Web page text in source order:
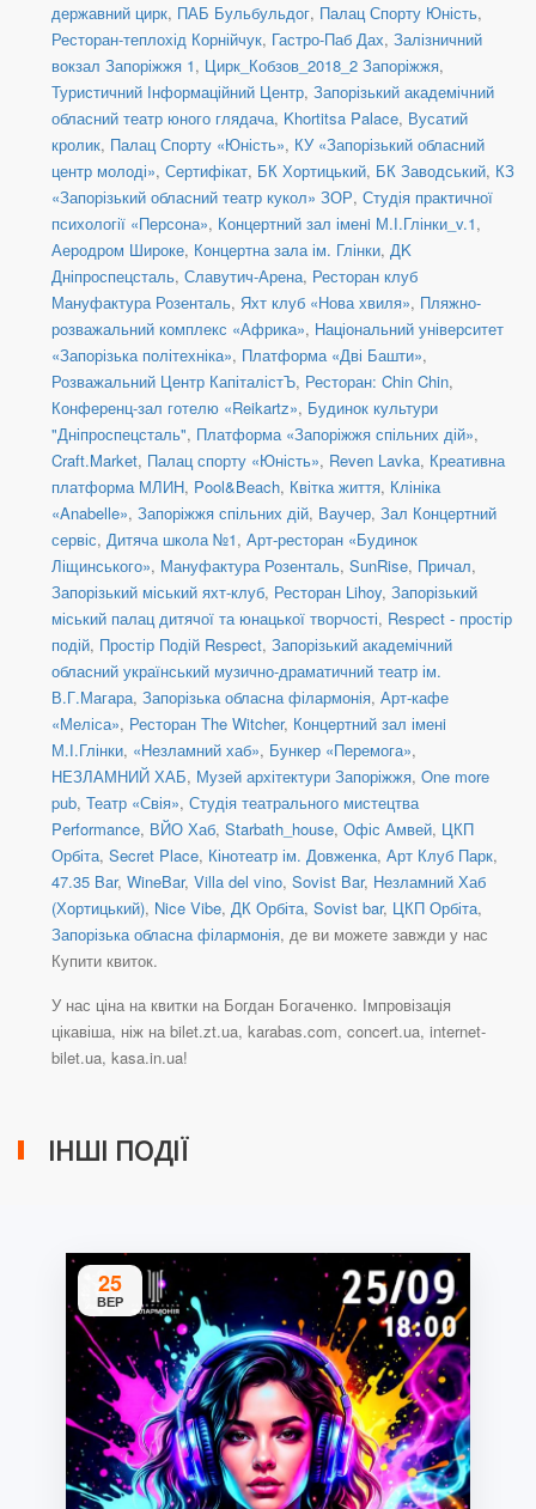
державний цирк, ПАБ Бульбульдог, Палац Спорту Юність,
Ресторан-теплохід Корнійчук, Гастро-Паб Дах, Залізничний
вокзал Запоріжжя 1, Цирк_Кобзов_2018_2 Запоріжжя,
Туристичний Інформаційний Центр, Запорізький академічний
обласний театр юного глядача, Khortitsa Palace, Вусатий
кролик, Палац Спорту «Юність», КУ «Запорізький обласний
центр молоді», Сертифікат, БК Хортицький, БК Заводський, КЗ
«Запорізький обласний театр кукол» ЗОР, Студія практичної
психології «Персона», Концертний зал іменi М.І.Глінки_v.1,
Аеродром Широке, Концертна зала ім. Глінки, ДK
Дніпроспецсталь, Славутич-Арена, Ресторан клуб
Мануфактура Розенталь, Яхт клуб «Нова хвиля», Пляжно-
розважальний комплекс «Африка», Національний університет
«Запорізька політехніка», Платформа «Дві Башти»,
Розважальний Центр КапіталістЪ, Ресторан: Chin Chin,
Конференц-зал готелю «Reikartz», Будинок культури
"Дніпроспецсталь", Платформа «Запоріжжя спільних дій»,
Craft.Market, Палац спорту «Юність», Reven Lavka, Креативна
платформа МЛИН, Pool&Beach, Квітка життя, Клініка
«Anabelle», Запоріжжя спільних дій, Ваучер, Зал Концертний
сервіс, Дитяча школа №1, Арт-ресторан «Будинок
Ліщинського», Мануфактура Розенталь, SunRise, Причал,
Запорізький міський яхт-клуб, Ресторан Lihoy, Запорізький
міський палац дитячої та юнацької творчості, Respect - простір
подій, Простір Подій Respect, Запорізький академічний
обласний український музично-драматичний театр ім.
В.Г.Магара, Запорізька обласна філармонія, Арт-кафе
«Меліса», Ресторан The Witcher, Концертний зал іменi
М.І.Глінки, «Незламний хаб», Бункер «Перемога»,
НЕЗЛАМНИЙ ХАБ, Музей архітектури Запоріжжя, One more
pub, Театр «Свія», Студія театрального мистецтва
Performance, ВЙО Хаб, Starbath_house, Офіс Амвей, ЦКП
Орбіта, Secret Place, Кінотеатр ім. Довженка, Арт Клуб Парк,
47.35 Bar, WineBar, Villa del vino, Sovist Bar, Незламний Хаб
(Хортицький), Nice Vibe, ДК Орбіта, Sovist bar, ЦКП Орбіта,
Запорізька обласна філармонія, де ви можете завжди у нас
Купити квиток.
У нас ціна на квитки на Богдан Богаченко. Імпровізація
цікавіша, ніж на bilet.zt.ua, karabas.com, concert.ua, internet-
bilet.ua, kasa.in.ua!
ІНШІ ПОДІЇ
25
ВЕР